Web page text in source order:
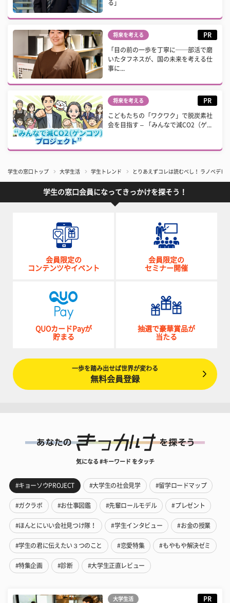
る」
将来を考える PR
「目の前の一歩を丁寧に──部活で磨
いたタフネスが、国の未来を考える仕
事に...
将来を考える PR
こどもたちの「ワクワク」で脱炭素社
会を目指す – 「みんなで減CO2（ゲ...
学生の窓口トップ 大学生活 学生トレンド とりあえずコレは読むべし！ ラノベデビ
学生の窓口会員になってきっかけを探そう！
会員限定の
コンテンツやイベント
会員限定の
セミナー開催
QUOカードPayが
貯まる
抽選で豪華賞品が
当たる
一歩を踏み出せば世界が変わる
無料会員登録
気になる #キーワード をタッチ
#キョーソウPROJECT #大学生の社会見学 #留学ロードマップ
#ガクラボ #お仕事図鑑 #先輩ロールモデル #プレゼント
#ほんとにいい会社見つけ隊！ #学生インタビュー #お金の授業
#学生の君に伝えたい３つのこと #恋愛特集 #もやもや解決ゼミ
#特集企画 #診断 #大学生正直レビュー
大学生活 PR